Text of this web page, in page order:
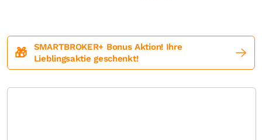
🎁
SMARTBROKER+ Bonus Aktion! Ihre
Lieblingsaktie geschenkt!